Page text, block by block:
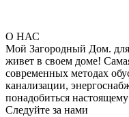
О НАС
Мой Загородный Дом. для
живет в своем доме!
современных методах
канализации,
понадобиться настоящему
Следуйте за нами